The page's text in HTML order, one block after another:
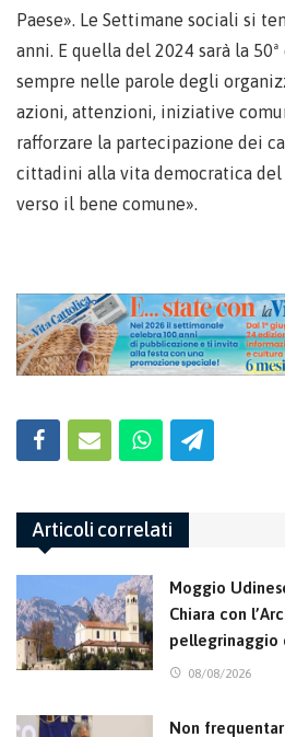
Paese». Le Settimane sociali si
anni. E quella del 2024 sarà la
sempre nelle parole degli
azioni, attenzioni, iniziative
rafforzare la partecipazione dei
cittadini alla vita democratica del
verso il bene comune».
Articoli correlati
Moggio
Chiara con
pellegrinaggio
08/08/2026
Non